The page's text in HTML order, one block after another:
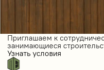
Приглашаем к
занимающиеся
Узнать условия